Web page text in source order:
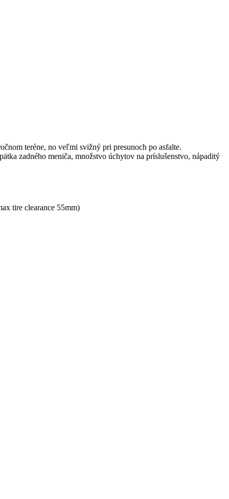
teréne, no veľmi svižný pri presunoch po asfalte.
zadného meniča, množstvo úchytov na príslušenstvo, nápaditý
tire clearance 55mm)